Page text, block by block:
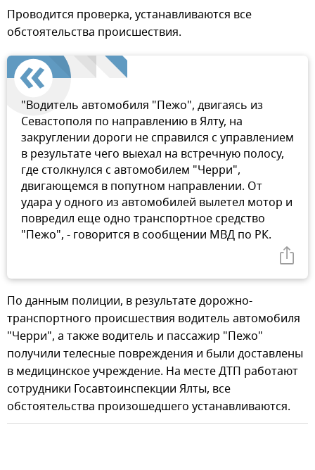
Проводится проверка, устанавливаются все
обстоятельства происшествия.
"Водитель автомобиля "Пежо", двигаясь из
Севастополя по направлению в Ялту, на
закруглении дороги не справился с управлением
в результате чего выехал на встречную полосу,
где столкнулся с автомобилем "Черри",
двигающемся в попутном направлении. От
удара у одного из автомобилей вылетел мотор и
повредил еще одно транспортное средство
"Пежо", - говорится в сообщении МВД по РК.
По данным полиции, в результате дорожно-
транспортного происшествия водитель автомобиля
"Черри", а также водитель и пассажир "Пежо"
получили телесные повреждения и были доставлены
в медицинское учреждение. На месте ДТП работают
сотрудники Госавтоинспекции Ялты, все
обстоятельства произошедшего устанавливаются.